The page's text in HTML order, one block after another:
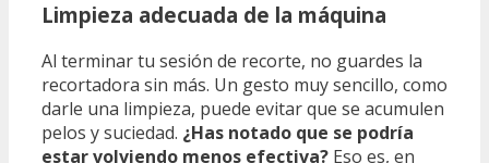
Limpieza adecuada de la máquina
Al terminar tu sesión de recorte, no guardes la
recortadora sin más. Un gesto muy sencillo, como
darle una limpieza, puede evitar que se acumulen
pelos y suciedad. ¿Has notado que se podría
estar volviendo menos efectiva? Eso es, en